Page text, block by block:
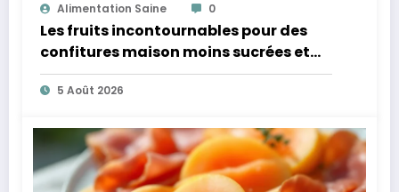
Alimentation Saine 0
Les fruits incontournables pour des
confitures maison moins sucrées et
plus légères
5 Août 2026